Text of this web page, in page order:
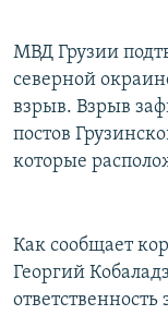
СИБИРЬ.РЕАЛИИ
РАСПИСАНИЕ
ПОДПИШИТЕСЬ
МВД Грузии
северной
взрыв. Взрыв
постов
которые
Как сообщает
Георгий
ответственность